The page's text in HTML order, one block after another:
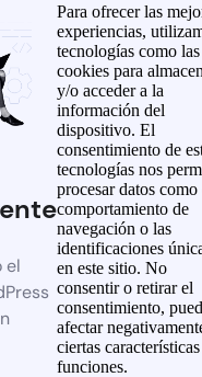
el
Para ofrecer las
experiencias,
tecnologías como las
cookies para
y/o acceder a la
información del
dispositivo. El
consentimiento de
tecnologías nos
procesar datos como
comportamiento de
navegación o las
identificaciones
en este sitio. No
consentir o retirar el
consentimiento,
afectar
ciertas
funciones.